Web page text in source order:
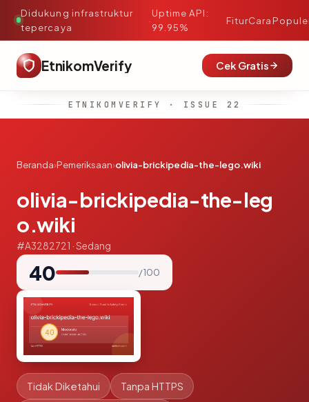
Didukung infrastruktur
tepercaya
·
Uptime API:
99.95%
FiturCara
EtnikomVerify Cek Gratis
ETNIKOMVERIFY · ISSUE 22
Beranda›Pemeriksaan›olivia-brickipedia-the-lego.wiki
olivia-brickipedia-the-leg
o.wiki
#A3282721 · Sedang
40 / 100
Tidak Diketahui Tanpa HTTPS